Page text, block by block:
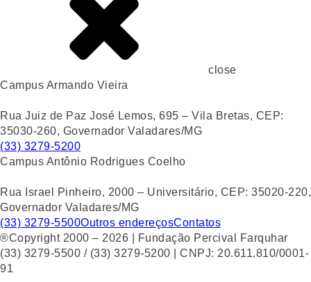
close
Campus Armando Vieira
Rua Juiz de Paz José Lemos, 695 – Vila Bretas, CEP:
35030-260, Governador Valadares/MG
(33) 3279-5200
Campus Antônio Rodrigues Coelho
Rua Israel Pinheiro, 2000 – Universitário, CEP: 35020-220,
Governador Valadares/MG
(33) 3279-5500Outros endereçosContatos
®Copyright 2000 – 2026 | Fundação Percival Farquhar
(33) 3279-5500 / (33) 3279-5200 | CNPJ: 20.611.810/0001-
91